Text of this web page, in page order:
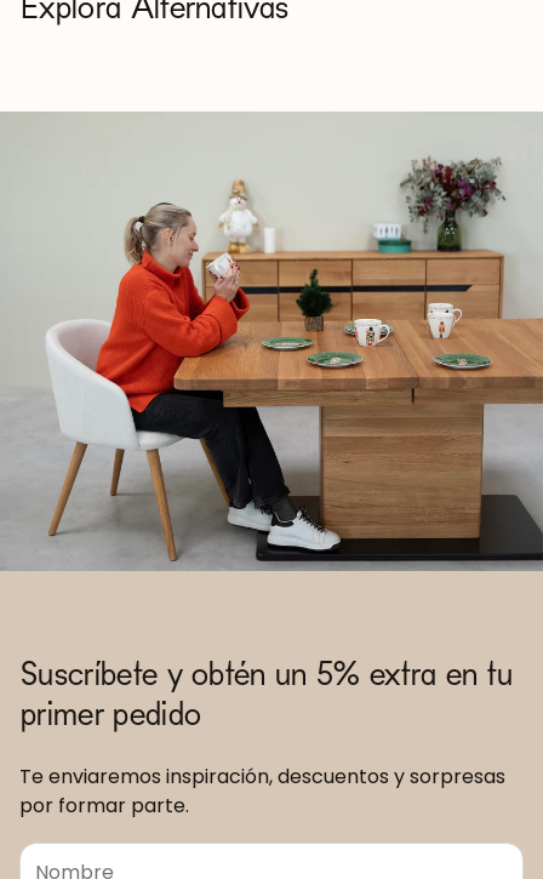
Suscríbete y obtén un 5% extra en tu
primer pedido
Te enviaremos inspiración, descuentos y sorpresas
por formar parte.